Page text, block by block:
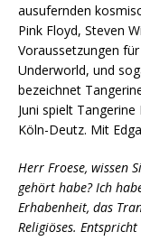
ausufernden
Pink Floyd, Steven
Voraussetzungen
Underworld, und
bezeichnet
Juni spielt
Köln-Deutz. Mit
Herr Froese, wissen
gehört habe? Ich
Erhabenheit, das
Religiöses.